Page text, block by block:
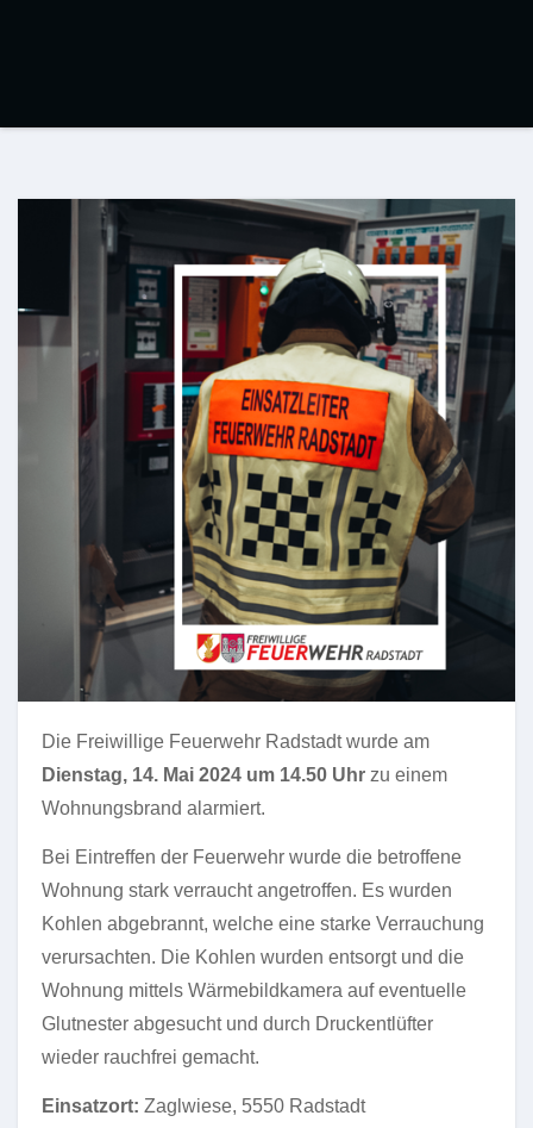
Die Freiwillige Feuerwehr Radstadt wurde am
Dienstag, 14. Mai 2024 um 14.50 Uhr zu einem
Wohnungsbrand alarmiert.
Bei Eintreffen der Feuerwehr wurde die betroffene
Wohnung stark verraucht angetroffen. Es wurden
Kohlen abgebrannt, welche eine starke Verrauchung
verursachten. Die Kohlen wurden entsorgt und die
Wohnung mittels Wärmebildkamera auf eventuelle
Glutnester abgesucht und durch Druckentlüfter
wieder rauchfrei gemacht.
Einsatzort: Zaglwiese, 5550 Radstadt